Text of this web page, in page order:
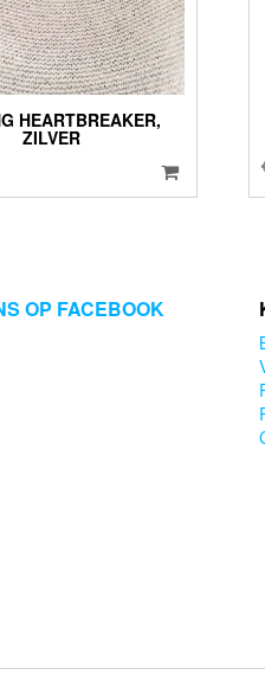
HEARTBREAKER,
ZILVER
OP FACEBOOK